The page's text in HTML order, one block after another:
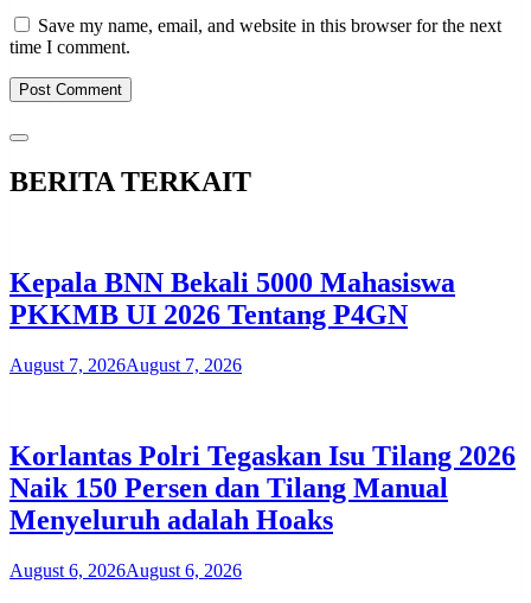
Save my name, email, and website in this browser for the next
time I comment.
BERITA TERKAIT
Kepala BNN Bekali 5000 Mahasiswa
PKKMB UI 2026 Tentang P4GN
August 7, 2026August 7, 2026
Korlantas Polri Tegaskan Isu Tilang 2026
Naik 150 Persen dan Tilang Manual
Menyeluruh adalah Hoaks
August 6, 2026August 6, 2026